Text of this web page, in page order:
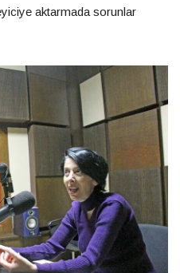
aktarmada sorunlar